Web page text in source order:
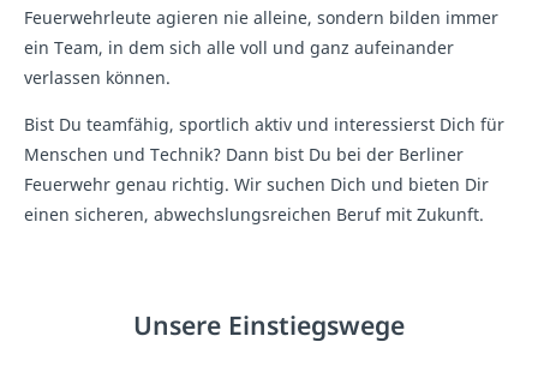
Feuerwehrleute agieren nie alleine, sondern bilden immer
ein Team, in dem sich alle voll und ganz aufeinander
verlassen können.
Bist Du teamfähig, sportlich aktiv und interessierst Dich für
Menschen und Technik? Dann bist Du bei der Berliner
Feuerwehr genau richtig. Wir suchen Dich und bieten Dir
einen sicheren, abwechslungsreichen Beruf mit Zukunft.
Unsere Einstiegswege